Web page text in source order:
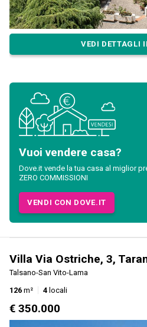
VEDI DETTAGLI
Vuoi vendere casa?
Dove.it vende la tua casa al miglior
ZERO COMMISSIONI
VENDI CON DOVE.IT
Villa Via Ostriche, 3,
Talsano-San Vito-Lama
126 m² 4 locali
€ 350.000